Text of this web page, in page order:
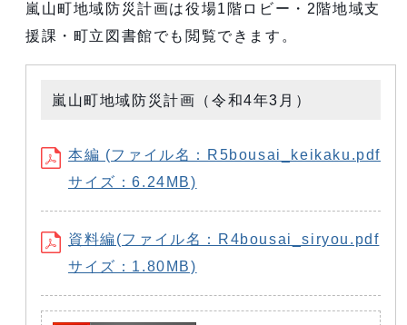
嵐山町地域防災計画は役場1階ロビー・2階地域支
援課・町立図書館でも閲覧できます。
嵐山町地域防災計画（令和4年3月）
本編 (ファイル名：R5bousai_keikaku.pdf
サイズ：6.24MB)
資料編(ファイル名：R4bousai_siryou.pdf
サイズ：1.80MB)